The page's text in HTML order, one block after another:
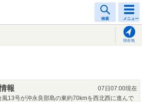
検索 メニュー
現在地
報
07日07:00現在
風13号が沖永良部島の東約70kmを西北西に進んで